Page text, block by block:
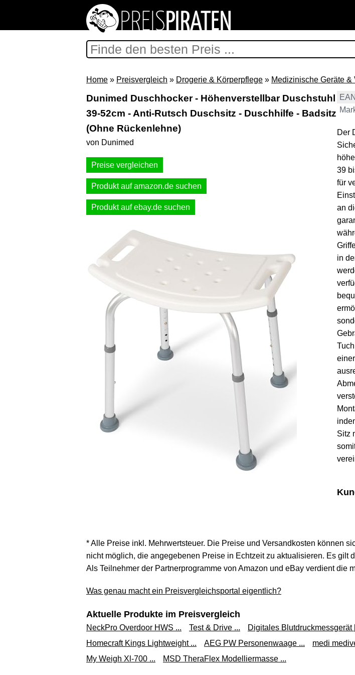
Home » Preisvergleich » Drogerie & Körperpflege » Medizinische Geräte
Dunimed Duschhocker - Höhenverstellbar Duschstuhl
39-52cm - Anti-Rutsch Duschsitz - Duschhilfe - Badsitz
(Ohne Rückenlehne)
von Dunimed
Preise vergleichen
Produkt auf amazon.de suchen
Produkt auf ebay.de suchen
EAN
Der
39
für
an
in
Sitz
* Alle Preise inkl. Mehrwertsteuer. Die Preise und Versandkosten können
nicht möglich, die angegebenen Preise in Echtzeit zu aktualisieren. Es gilt
Als Teilnehmer der Partnerprogramme von Amazon und eBay verdient die
Was genau macht ein Preisvergleichsportal eigentlich?
Aktuelle Produkte im Preisvergleich
NeckPro Overdoor HWS ... Test & Drive ... Digitales Blutdruckmessgerät
Homecraft Kings Lightweight ...
AEG PW Personenwaage ... medi
My Weigh Xl-700 ...
MSD TheraFlex Modelliermasse ...